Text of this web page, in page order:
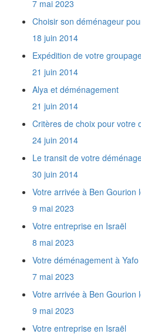
Y a t'il des produits interdits à
Israël ?
Est-on obligé d'assurer son
Isradem est elle agréée par
comme entreprise de
Quel est votre prix au mètre
Raanana ?
immigrant ?
Nous faisons notre Alyah et
Israël 4 TV, autant de lecteurs de
Home Cinémas. Comment
A partir de combien de temps
considéré comme citoyen de retour
Desservez-vous tout Israël ?
électroménagers. Est-ce que je
taxes de douane en Israël ?
pour effectuer les formalités de
et des congélateurs tropicalisés
Comment obtenir une Téoudath
Comment obtenir le permis de
7 mai 2023
Choisir son déménageur
18 juin 2014
Expédition de votre
21 juin 2014
Alya et déménagement
21 juin 2014
Critères de choix pour votre
24 juin 2014
Le transit de votre
30 juin 2014
Votre arrivée à Ben Gourion
9 mai 2023
Votre entreprise en Israël
8 mai 2023
Votre déménagement à Yafo
7 mai 2023
Votre arrivée à Ben Gourion
9 mai 2023
Votre entreprise en Israël